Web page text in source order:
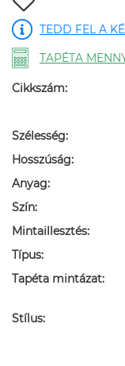
TEDD FEL A
TAPÉTA
Cikkszám:
Szélesség:
Hosszúság:
Anyag:
Szín:
Mintaillesztés:
Típus:
Tapéta mintázat:
Stílus: